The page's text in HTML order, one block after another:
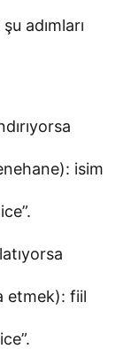
adımları
isim
etmek): fiil